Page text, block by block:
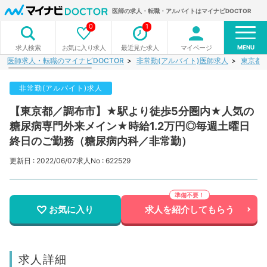
医師の求人・転職・アルバイトはマイナビDOCTOR
求人検索 お気に入り求人
0
最近見た求人
1
マイページ MENU
医師求人・転職のマイナビDOCTOR 非常勤(アルバイト)医師求人 東京都
非常勤(アルバイト)求人
【東京都／調布市】★駅より徒歩5分圏内★人気の
糖尿病専門外来メイン★時給1.2万円◎毎週土曜日
終日のご勤務（糖尿病内科／非常勤）
更新日 : 2022/06/07求人No : 622529
お気に入り 求人を紹介してもらう
求人詳細